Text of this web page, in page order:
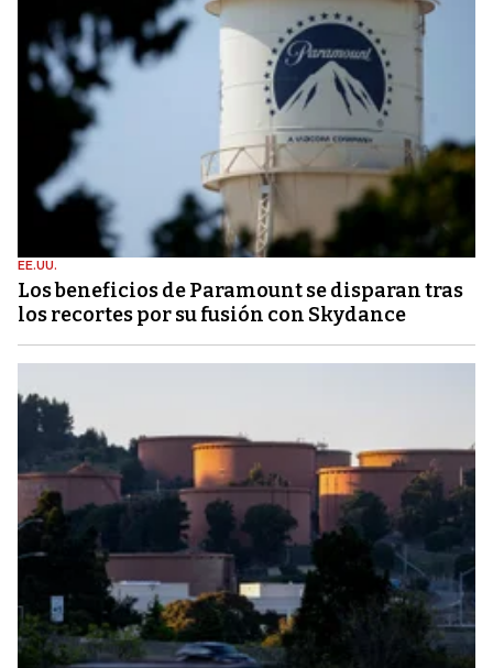
EE.UU.
Los beneficios de Paramount se disparan tras
los recortes por su fusión con Skydance